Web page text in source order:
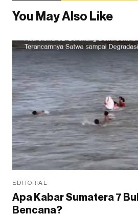
You May Also Like
EDITORIAL
Apa Kabar Sumatera 7
Bencana?